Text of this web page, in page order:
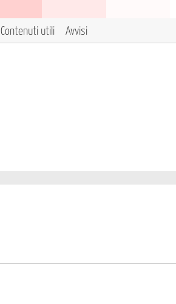
Contenuti utili Avvisi